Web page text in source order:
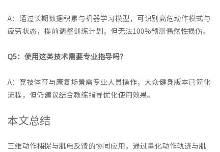
A：通过长期数据积累与机器学习模型，可识别高危动作模式与
疲劳状态，提前调整训练计划，但无法100%预测偶然性损伤。
Q5：使用这类技术需要专业指导吗？
A：竞技体育与康复场景需专业人员操作，大众健身版本已简化
流程，但仍建议结合教练指导优化使用效果。
本文总结
三维动作捕捉与肌电反馈的协同应用，通过量化动作轨迹与肌